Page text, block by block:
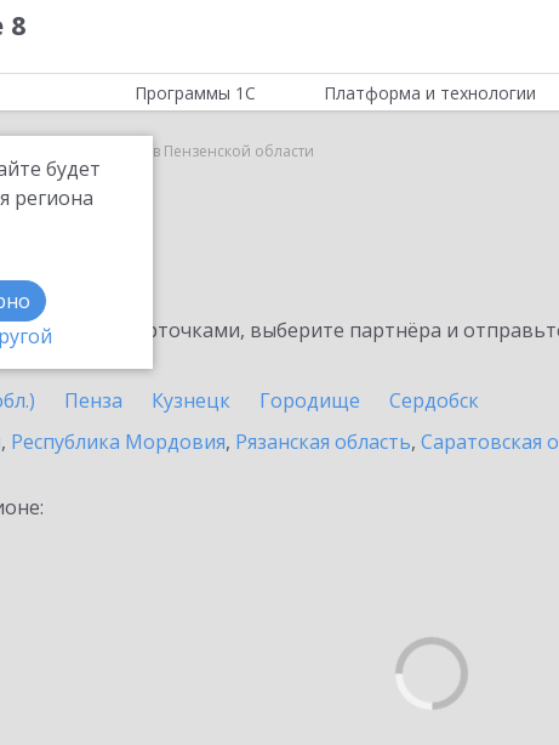
8
будет
региона
Программы 1С Платформа и технологии
1С:Курьер в Пензенской области
карточками, выберите партнёра и
Пенза Кузнецк Городище
Сердобск
, Республика Мордовия, Рязанская область, Саратовская